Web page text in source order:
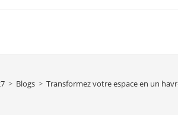
> Blogs > Transformez votre espace en un